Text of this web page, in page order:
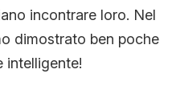
incontrare loro. Nel
dimostrato ben poche
intelligente!